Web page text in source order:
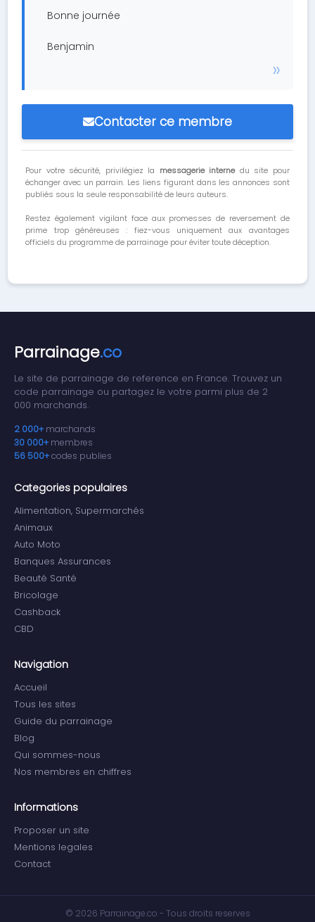
Bonne journée
Benjamin
Contacter ce membre
Pour votre sécurité, privilégiez la messagerie internedu site pour
échanger avec un parrain. Les liens figurant dans les annonces sont
publiés sous la seule responsabilité de leurs auteurs.
Restez également vigilant face aux promesses de reversement de
prime trop généreuses : fiez-vous uniquement aux avantages
officiels du programme de parrainage pour éviter toute déception.
Parrainage.co
Le site de parrainage de reference en France. Trouvez un
code parrainage ou partagez le votre parmi plus de 2
000 marchands.
2 000+ marchands
30 000+ membres
56 500+codes publies
Categories populaires
Alimentation, Supermarchés
Animaux
Auto Moto
Banques Assurances
Beauté Santé
Bricolage
Cashback
CBD
Navigation
Accueil
Tous les sites
Guide du parrainage
Blog
Qui sommes-nous
Nos membres en chiffres
Informations
Proposer un site
Mentions legales
Contact
© 2026 Parrainage.co - Tous droits reserves